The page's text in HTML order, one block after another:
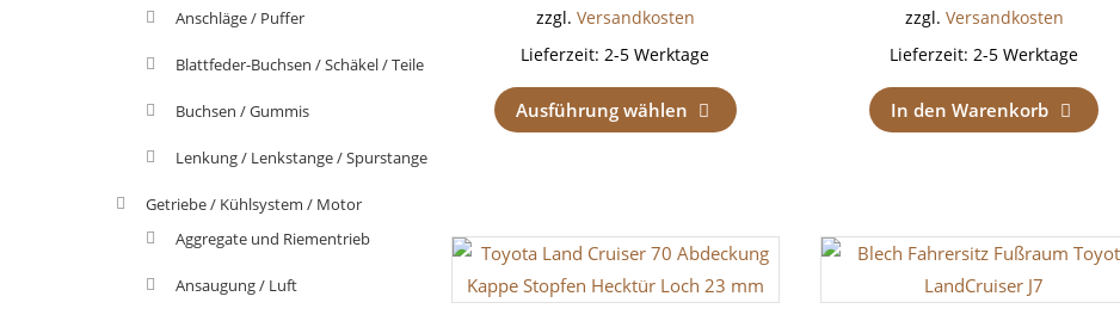
zzgl. Versandkosten
Lieferzeit:2-5 Werktage
Ausführung wählen
zzgl. Versandkosten
Lieferzeit:2-5 Werktage
In den Warenkorb
Anschläge / Puffer
Blattfeder-Buchsen / Schäkel / Teile
Buchsen / Gummis
Lenkung / Lenkstange / Spurstange
Getriebe / Kühlsystem / Motor
Aggregate und Riementrieb
Ansaugung / Luft